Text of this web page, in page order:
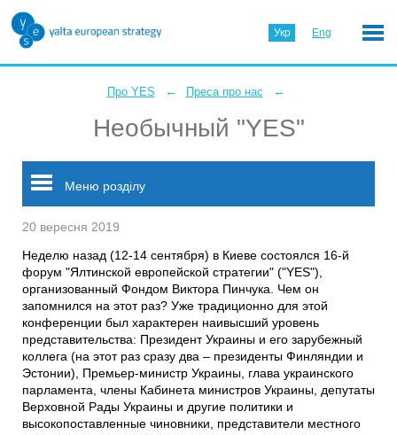
Укр Eng
Про YES ← Преса про нас ←
Необычный "YES"
Меню розділу
20 вересня 2019
Неделю назад (12-14 сентября) в Киеве состоялся 16-й
форум "Ялтинской европейской стратегии" ("YES"),
организованный Фондом Виктора Пинчука. Чем он
запомнился на этот раз? Уже традиционно для этой
конференции был характерен наивысший уровень
представительства: Президент Украины и его зарубежный
коллега (на этот раз сразу два – президенты Финляндии и
Эстонии), Премьер-министр Украины, глава украинского
парламента, члены Кабинета министров Украины, депутаты
Верховной Рады Украины и другие политики и
высокопоставленные чиновники, представители местного